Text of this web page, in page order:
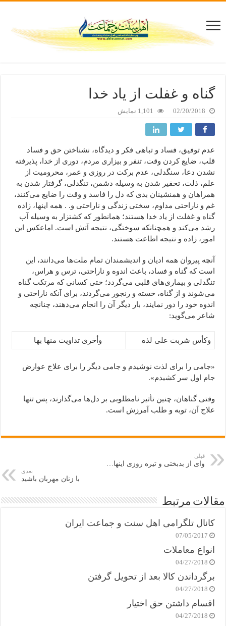
گناه و غفلت از یاد خدا
02/20/2018 1,101 نمایش
عدم توفیق، فساد و تباهی فکر و دیدگاه، نشناختن حق و فساد
قلب، ضایع کردن وقت، تنفر و بیزاری مردم، دوری از خدا، پذیرفته
نشدن دعا، سنگدلی، عدم برکت در روزی و عمر، محرومیت از
علم، ذلت، تحقیر شدن به وسیله دشمن، تنگدلی، گرفتار شدن به
همراهان و همنشینان بدی که دل را فاسد و وقت را ضایع می‌کنند،
غم و ناراحتی مداوم، سختی زندگی و ناراحتی و. . همه اینها، زاده
گناه و غفلت از یاد خدا هستند؛ همانطور که کشتزار به وسیله آب
رشد می‌کند و همچنانکه سوختگی، نتیجه آتش است. اماعکس این
امور، زاده و نتیجه اطاعت هستند.
آنچه پیروان همه ادیان و اندیشمندان تمام ملت‌ها می‌دانند، این
است که گناه و فساد، باعث اندوه و ناراحتی، ترس و هراس،
تنگدلی و بیماری‌های قلبی می‌گردد؛ حتی کسانی که مرتکب گناه
می‌شوند و از گناه، خسته و رنجور می‌گردند، برای آنکه ناراحتی و
اندوه خود را دور نمایند، بار دیگر آن را انجام می‌دهند، چنانچه
شاعر می‌گوید:
وکأس شربت علی لذه وأخری تداویت منها بها
«جامی را برای لذت نوشیدم و جامی دیگر را برای علاج عوارض
جام اول سر کشیدم».
وقتی گناهان، چنین تأثیر نامطلوبی بر دل‌ها می‌گذارند، پس تنها
علاج آن، توبه و طلب آمرزش است.
قبلی
وای از بدبختی و تیره روزی اینها…
بعدی
با زنان مهربان باشید
مقالات مرتبط
کانال تلگرامی اهل سنت و جماعت ایران
07/05/2017
انواع معاملات
04/27/2018
برگرداندن کالا بعد از تحویل گرفتن
04/27/2018
اقسام داشتن حق اختیار
04/27/2018